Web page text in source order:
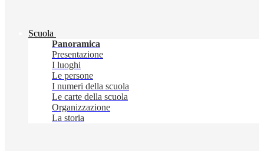
Scuola
Panoramica
Presentazione
I luoghi
Le persone
I numeri della scuola
Le carte della scuola
Organizzazione
La storia